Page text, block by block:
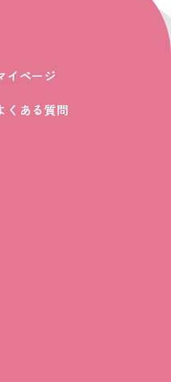
イページ
イページ
くある質問
くある質問